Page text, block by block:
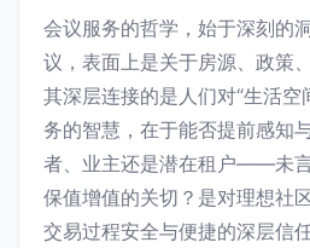
会议服务的哲学，始于深刻的
议，表面上是关于房源、政策
其深层连接的是人们对“生活空
务的智慧，在于能否提前感
者、业主还是潜在租户——未
保值增值的关切？是对理想社
交易过程安全与便捷的深层信